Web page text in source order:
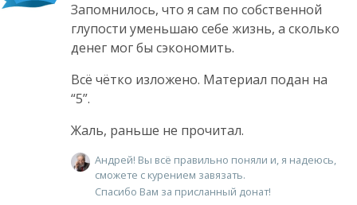
Запомнилось, что я сам по собственной
глупости уменьшаю себе жизнь, а сколько
денег мог бы сэкономить.
Всё чётко изложено. Материал подан на
“5”.
Жаль, раньше не прочитал.
Андрей! Вы всё правильно поняли и, я надеюсь,
сможете с курением завязать.
Спасибо Вам за присланный донат!